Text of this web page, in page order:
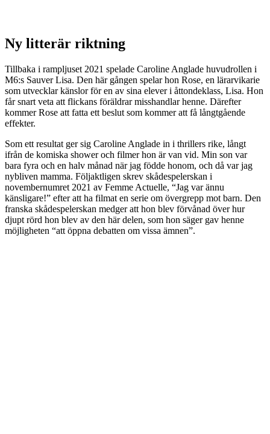
Ny litterär riktning
Tillbaka i rampljuset 2021 spelade Caroline Anglade huvudrollen i
M6:s Sauver Lisa. Den här gången spelar hon Rose, en lärarvikarie
som utvecklar känslor för en av sina elever i åttondeklass, Lisa. Hon
får snart veta att flickans föräldrar misshandlar henne. Därefter
kommer Rose att fatta ett beslut som kommer att få långtgående
effekter.
Som ett resultat ger sig Caroline Anglade in i thrillers rike, långt
ifrån de komiska shower och filmer hon är van vid. Min son var
bara fyra och en halv månad när jag födde honom, och då var jag
nybliven mamma. Följaktligen skrev skådespelerskan i
novembernumret 2021 av Femme Actuelle, “Jag var ännu
känsligare!” efter att ha filmat en serie om övergrepp mot barn. Den
franska skådespelerskan medger att hon blev förvånad över hur
djupt rörd hon blev av den här delen, som hon säger gav henne
möjligheten “att öppna debatten om vissa ämnen”.